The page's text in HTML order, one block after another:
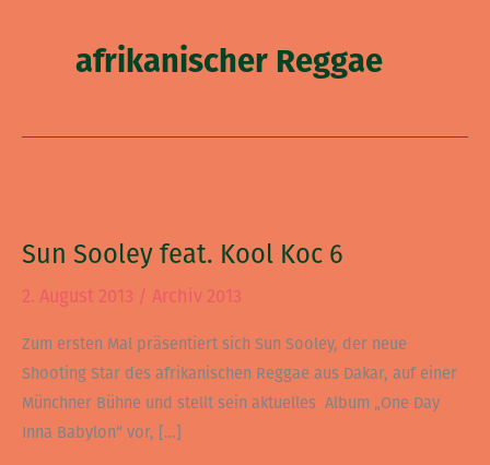
afrikanischer Reggae
Sun Sooley feat. Kool Koc 6
2. August 2013 / Archiv 2013
Zum ersten Mal präsentiert sich Sun Sooley, der neue
Shooting Star des afrikanischen Reggae aus Dakar, auf einer
Münchner Bühne und stellt sein aktuelles Album „One Day
Inna Babylon“ vor, […]
feat.
6